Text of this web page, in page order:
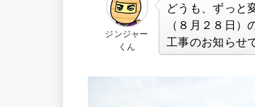
ジンジャー
くん
どうも、ずっと
（８月２８日）
工事のお知らせ